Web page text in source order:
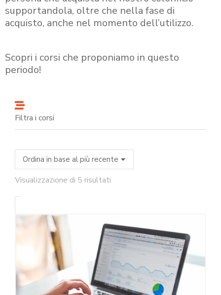
supportandola, oltre che nella fase di
acquisto, anche nel momento dell’utilizzo.
Scopri i corsi che proponiamo in questo
periodo!
Filtra i corsi
Visualizzazione di 5 risultati